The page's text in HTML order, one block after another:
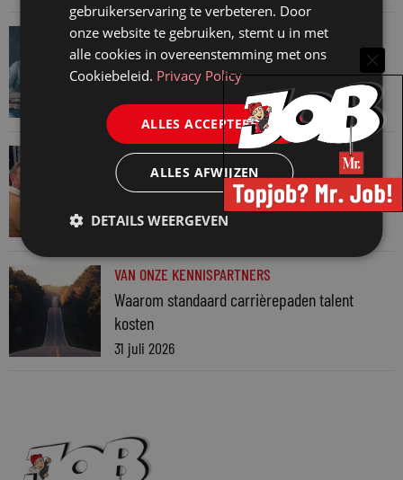
VAN ONZE KENNISPARTNERS
Werkdruk zegt meer dan urennormen
7 augustus 2026
VAN ONZE KENNISPARTNERS
Martin Woodward: waarom geen enkel
advocatenkantoor hetzelfde kan blijven
4 augustus 2026
VAN ONZE KENNISPARTNERS
Waarom standaard carrièrepaden talent
kosten
31 juli 2026
gebruikerservaring te verbeteren. Door
onze website te gebruiken, stemt u in met
alle cookies in overeenstemming met ons
Cookiebeleid. Privacy Policy
ALLES ACCEPTEREN
ALLES AFWIJZEN
DETAILS WEERGEVEN